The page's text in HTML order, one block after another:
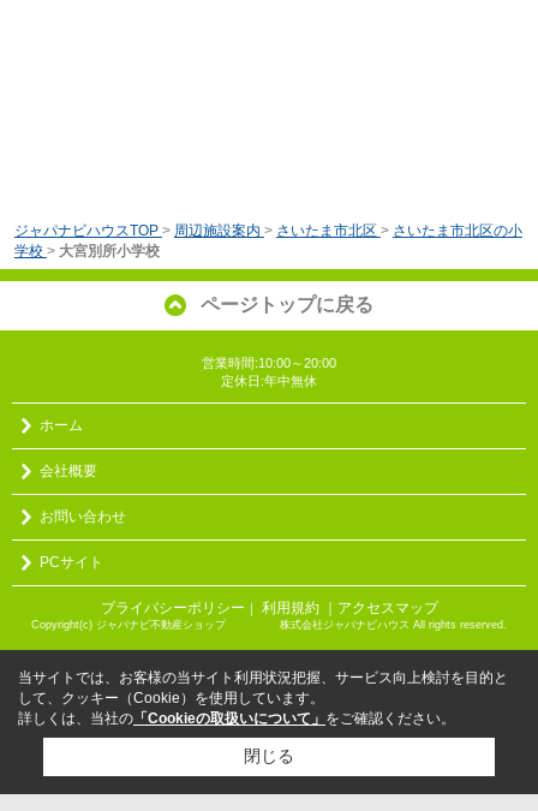
ジャパナビハウスTOP > 周辺施設案内 > さいたま市北区 > さいたま市北区の小
学校 > 大宮別所小学校
ページトップに戻る
営業時間:10:00～20:00
定休日:年中無休
ホーム
会社概要
お問い合わせ
PCサイト
プライバシーポリシー ｜ 利用規約 ｜アクセスマップ
Copyright(c) ジャパナビ不動産ショップ 株式会社ジャパナビハウス All rights reserved.
当サイトでは、お客様の当サイト利用状況把握、サービス向上検討を目的と
して、クッキー（Cookie）を使用しています。
詳しくは、当社の 「Cookieの取扱いについて」 をご確認ください。
閉じる